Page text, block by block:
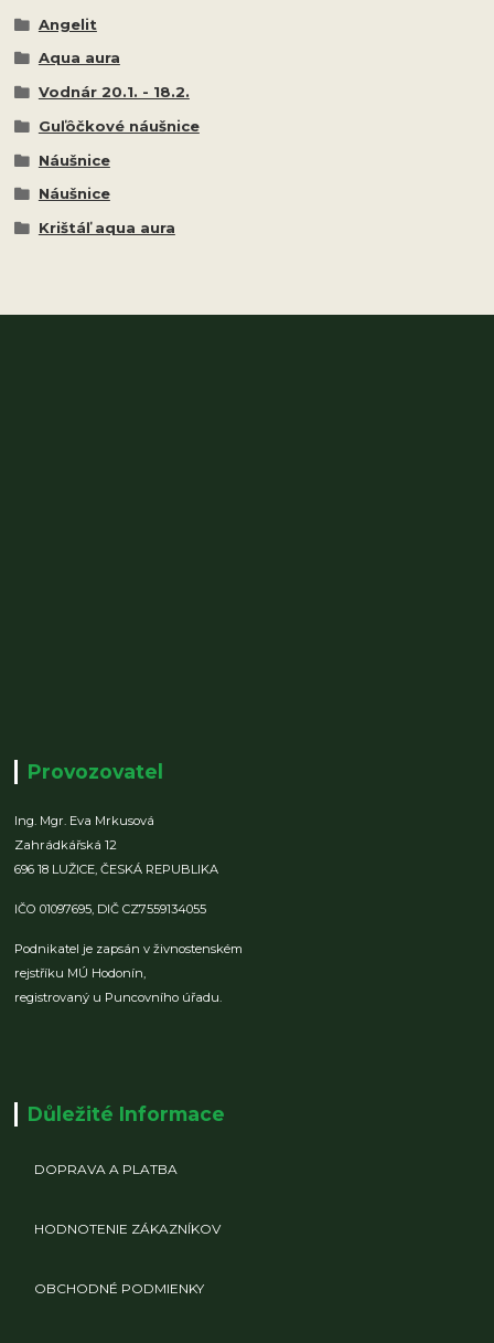
Angelit
Aqua aura
Vodnár 20.1. - 18.2.
Guľôčkové náušnice
Náušnice
Náušnice
Krištáľ aqua aura
Provozovatel
Ing. Mgr. Eva Mrkusová
Zahrádkářská 12
696 18 LUŽICE,ČESKÁ REPUBLIKA
IČO 01097695, DIČ CZ7559134055
Podnikatel je zapsán v živnostenském
rejstříku MÚ Hodonín,
registrovaný u Puncovního úřadu.
Důležité Informace
DOPRAVA A PLATBA
HODNOTENIE ZÁKAZNÍKOV
OBCHODNÉ PODMIENKY